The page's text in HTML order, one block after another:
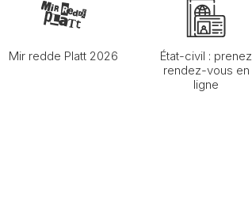
Mir redde Platt 2026
État-civil : prenez
rendez-vous en
ligne